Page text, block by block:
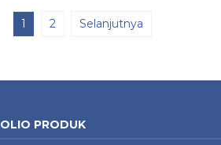
1 2 Selanjutnya
PRODUK